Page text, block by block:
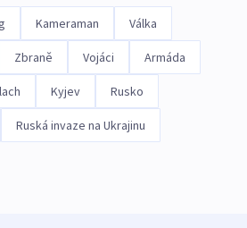
Kameraman Válka
Zbraně Vojáci Armáda
Kyjev Rusko
Ruská invaze na Ukrajinu